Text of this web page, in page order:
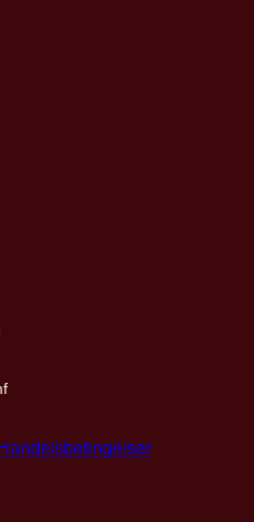
Handelsbetingelser